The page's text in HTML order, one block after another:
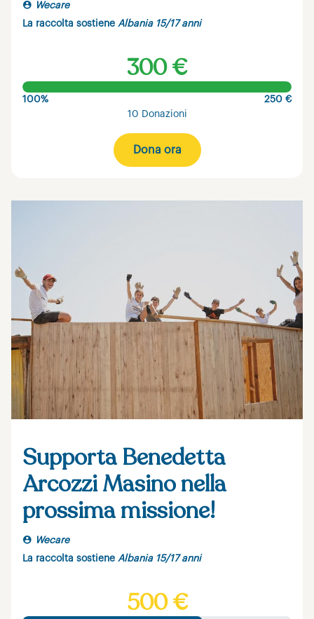
Wecare
La raccolta sostiene Albania 15/17 anni
300 €
100%
250 €
10 Donazioni
Dona ora
Supporta Benedetta
Arcozzi Masino nella
prossima missione!
Wecare
La raccolta sostiene Albania 15/17 anni
500 €